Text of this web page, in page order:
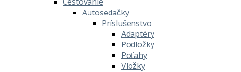
Autosedačky
Príslušenstvo
Adaptéry
Podložky
Poťahy
Vložky